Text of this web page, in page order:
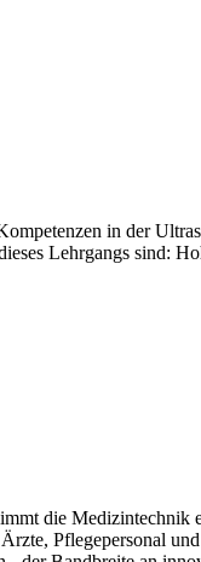
in der
Lehrgangs sind:
die Medizintechnik
Pflegepersonal